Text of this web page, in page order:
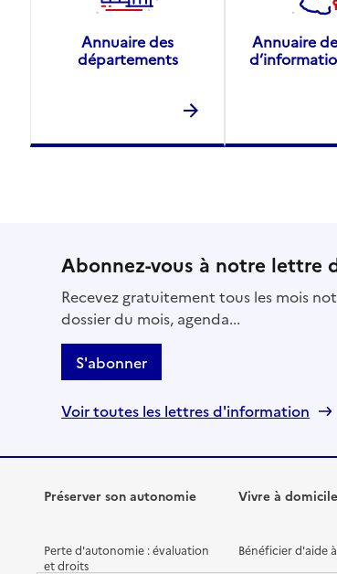
Annuaire des
départements
Annuaire
Abonnez-vous à notre lettre
Recevez gratuitement tous les mois
dossier du mois, agenda...
S'abonner
Voir toutes les lettres d'information
Préserver son autonomie
Perte d'autonomie : évaluation
et droits
Vivre à domicile
Bénéficier d'aide